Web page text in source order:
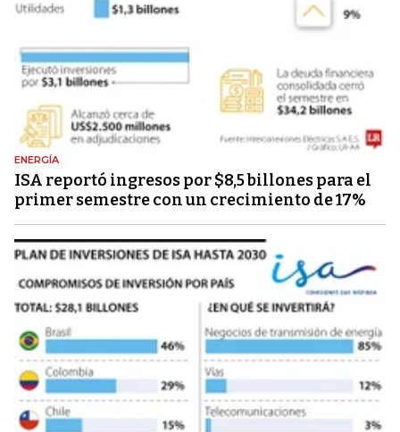
ENERGÍA
ISA reportó ingresos por $8,5 billones para el
primer semestre con un crecimiento de 17%